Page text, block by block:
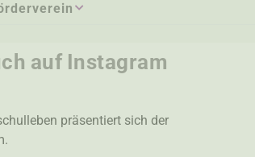
/
FAMILIEN
auf Instagram
präsentiert sich der